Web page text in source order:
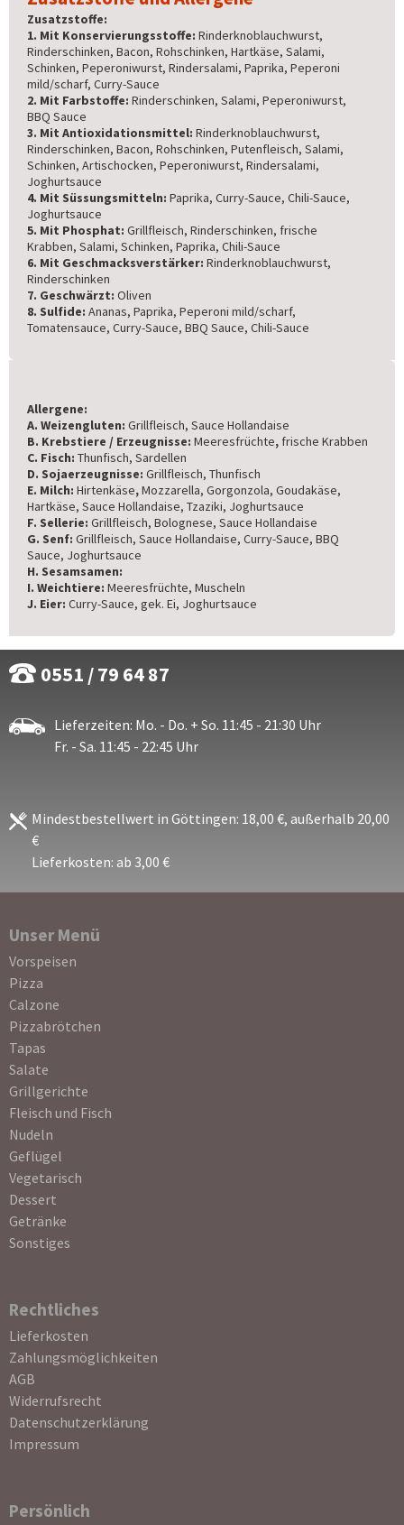
Zusatzstoffe:
1. Mit Konservierungsstoffe: Rinderknoblauchwurst,
Rinderschinken, Bacon, Rohschinken, Hartkäse, Salami,
Schinken, Peperoniwurst, Rindersalami, Paprika, Peperoni
mild/scharf, Curry-Sauce
2. Mit Farbstoffe: Rinderschinken, Salami, Peperoniwurst,
BBQ Sauce
3. Mit Antioxidationsmittel: Rinderknoblauchwurst,
Rinderschinken, Bacon, Rohschinken, Putenfleisch, Salami,
Schinken, Artischocken, Peperoniwurst, Rindersalami,
Joghurtsauce
4. Mit Süssungsmitteln: Paprika, Curry-Sauce, Chili-Sauce,
Joghurtsauce
5. Mit Phosphat: Grillfleisch, Rinderschinken, frische
Krabben, Salami, Schinken, Paprika, Chili-Sauce
6. Mit Geschmacksverstärker: Rinderknoblauchwurst,
Rinderschinken
7. Geschwärzt: Oliven
8. Sulfide: Ananas, Paprika, Peperoni mild/scharf,
Tomatensauce, Curry-Sauce, BBQ Sauce, Chili-Sauce
Allergene:
A. Weizengluten: Grillfleisch, Sauce Hollandaise
B. Krebstiere / Erzeugnisse: Meeresfrüchte, frische Krabben
C. Fisch: Thunfisch, Sardellen
D. Sojaerzeugnisse: Grillfleisch, Thunfisch
E. Milch: Hirtenkäse,Mozzarella, Gorgonzola, Goudakäse,
Hartkäse, Sauce Hollandaise, Tzaziki, Joghurtsauce
F. Sellerie: Grillfleisch, Bolognese, Sauce Hollandaise
G. Senf: Grillfleisch, Sauce Hollandaise, Curry-Sauce, BBQ
Sauce, Joghurtsauce
H. Sesamsamen:
I. Weichtiere: Meeresfrüchte, Muscheln
J. Eier: Curry-Sauce, gek. Ei, Joghurtsauce
0551 / 79 64 87
Lieferzeiten: Mo. - Do. + So. 11:45 - 21:30 Uhr
Fr. - Sa. 11:45 - 22:45 Uhr
Mindestbestellwert in Göttingen: 18,00 €, außerhalb 20,00
€
Lieferkosten: ab 3,00 €
Unser Menü
Navigation
überspringen
Vorspeisen
Pizza
Calzone
Pizzabrötchen
Tapas
Salate
Grillgerichte
Fleisch und Fisch
Nudeln
Geflügel
Vegetarisch
Dessert
Getränke
Sonstiges
Rechtliches
Navigation
überspringen
Lieferkosten
Zahlungsmöglichkeiten
AGB
Widerrufsrecht
Datenschutzerklärung
Impressum
Persönlich